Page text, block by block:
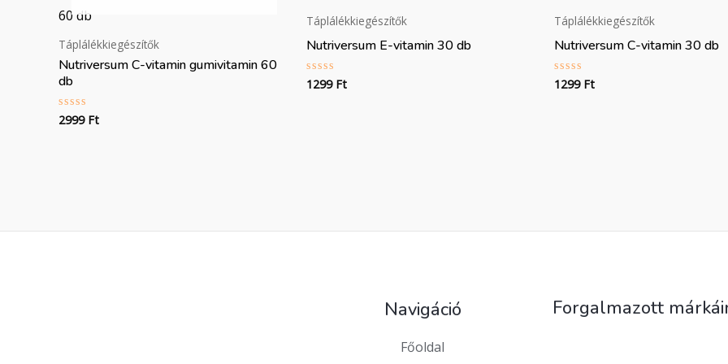
Táplálékkiegészítők
Nutriversum C-vitamin gumivitamin 60
db
Értékelés:
0
2999 Ft
Táplálékkiegészítők
Nutriversum E-vitamin 30 db
Értékelés:
0
1299 Ft
Táplálékkiegészítők
Nutriversum C-vitamin 30 db
Értékelés:
0
1299 Ft
Navigáció
Főoldal
Forgalmazott